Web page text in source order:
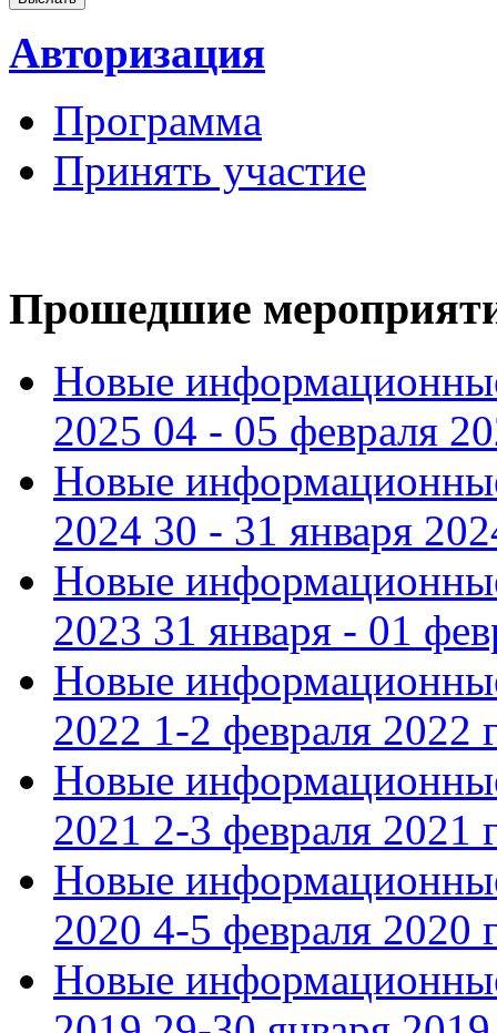
Авторизация
Программа
Принять участие
Прошедшие
Новые
2025 04 - 05 февраля
Новые
2024 30 - 31 января
Новые
2023 31 января - 01
Новые
2022 1-2 февраля 2022
Новые
2021 2-3 февраля 2021
Новые
2020 4-5 февраля 2020
Новые